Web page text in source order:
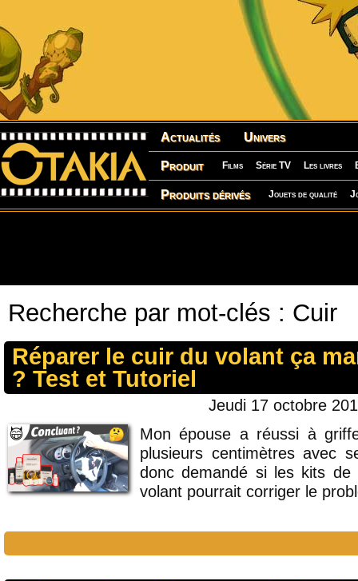
Actualités Univers
Produit Films Série TV Les livres
Produits dérivés Jouets de qualité
Recherche par mot-clés : Cuir
Réparer le cuir du volant ça
? Test et Tutoriel
Jeudi 17 octobre
Mon épouse a réussi à
plusieurs centimètres avec
donc demandé si les kits de
volant pourrait corriger le